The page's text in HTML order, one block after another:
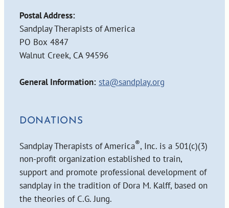
Postal Address:
Sandplay Therapists of America
PO Box 4847
Walnut Creek, CA 94596
General Information: sta@sandplay.org
DONATIONS
Sandplay Therapists of America®, Inc. is a 501(c)(3)
non-profit organization established to train,
support and promote professional development of
sandplay in the tradition of Dora M. Kalff, based on
the theories of C.G. Jung.